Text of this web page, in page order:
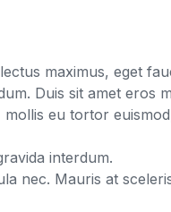
maximus, eget
Duis sit amet
eu tortor
interdum.
nec. Mauris at